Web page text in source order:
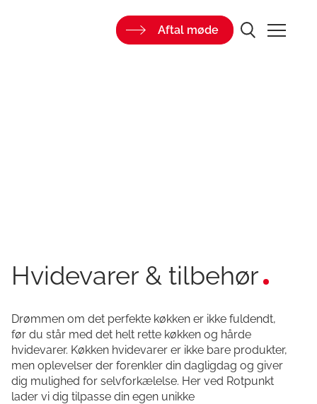
Aftal møde
Hvidevarer & tilbehør
Drømmen om det perfekte køkken er ikke fuldendt,
før du står med det helt rette køkken og hårde
hvidevarer. Køkken hvidevarer er ikke bare produkter,
men oplevelser der forenkler din dagligdag og giver
dig mulighed for selvforkælelse. Her ved Rotpunkt
lader vi dig tilpasse din egen unikke